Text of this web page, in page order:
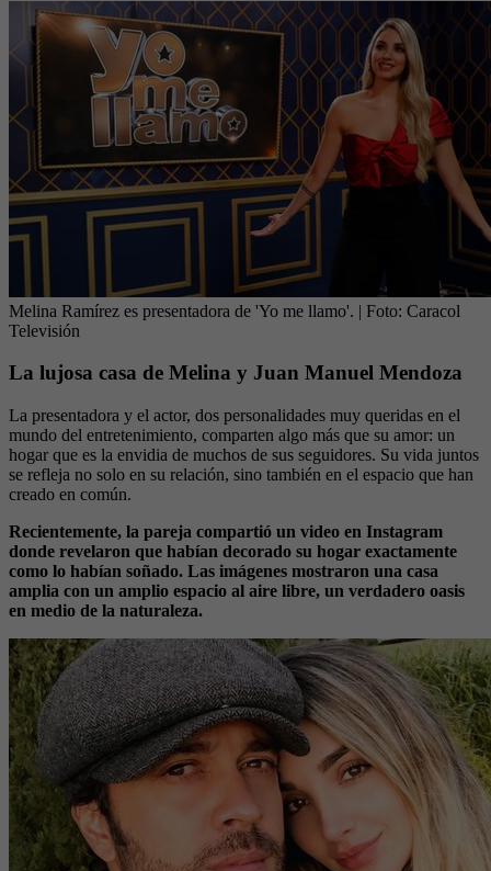
Melina Ramírez es presentadora de 'Yo me llamo'. | Foto: Caracol
Televisión
La lujosa casa de Melina y Juan Manuel Mendoza
La presentadora y el actor, dos personalidades muy queridas en el
mundo del entretenimiento, comparten algo más que su amor: un
hogar que es la envidia de muchos de sus seguidores. Su vida juntos
se refleja no solo en su relación, sino también en el espacio que han
creado en común.
Recientemente, la pareja compartió un video en Instagram
donde revelaron que habían decorado su hogar exactamente
como lo habían soñado. Las imágenes mostraron una casa
amplia con un amplio espacio al aire libre, un verdadero oasis
en medio de la naturaleza.